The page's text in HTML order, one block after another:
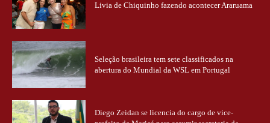
Livia de Chiquinho fazendo acontecer Araruama
Seleção brasileira tem sete classificados na
abertura do Mundial da WSL em Portugal
Diego Zeidan se licencia do cargo de vice-